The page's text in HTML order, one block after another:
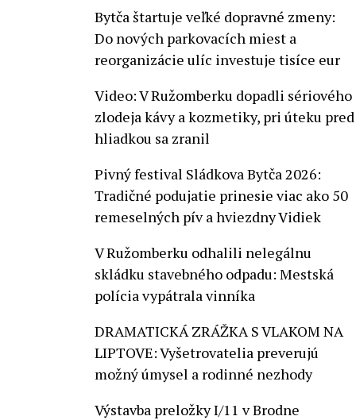
Bytča štartuje veľké dopravné zmeny:
Do nových parkovacích miest a
reorganizácie ulíc investuje tisíce eur
Video: V Ružomberku dopadli sériového
zlodeja kávy a kozmetiky, pri úteku pred
hliadkou sa zranil
Pivný festival Sládkova Bytča 2026:
Tradičné podujatie prinesie viac ako 50
remeselných pív a hviezdny Vidiek
V Ružomberku odhalili nelegálnu
skládku stavebného odpadu: Mestská
polícia vypátrala vinníka
DRAMATICKÁ ZRÁŽKA S VLAKOM NA
LIPTOVE: Vyšetrovatelia preverujú
možný úmysel a rodinné nezhody
Výstavba preložky I/11 v Brodne